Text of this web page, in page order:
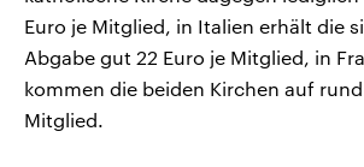
Euro je Mitglied, in Italien erhält die
Abgabe gut 22 Euro je Mitglied, in
kommen die beiden Kirchen auf
Mitglied.